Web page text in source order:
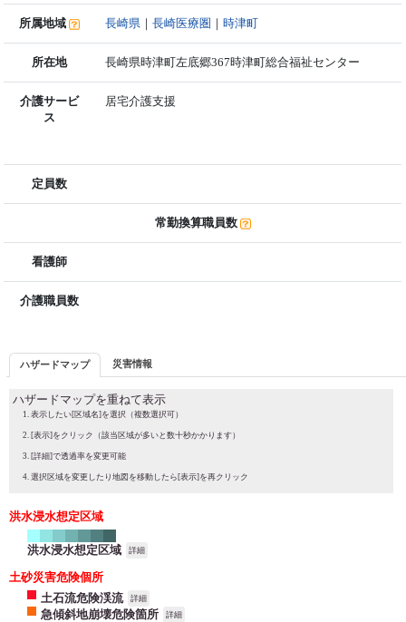
所属地域 長崎県 ｜長崎医療圏 ｜時津町
所在地 長崎県時津町左底郷367時津町総合福祉センター
介護サービ
ス
居宅介護支援
定員数
常勤換算職員数
看護師
介護職員数
ハザードマップ 災害情報
ハザードマップを重ねて表示
表示したい[区域名]を選択（複数選択可）
[表示]をクリック（該当区域が多いと数十秒かかります）
[詳細]で透過率を変更可能
選択区域を変更したり地図を移動したら[表示]を再クリック
洪水浸水想定区域
洪水浸水想定区域 詳細
土砂災害危険個所
土石流危険渓流
詳細
急傾斜地崩壊危険箇所 詳細